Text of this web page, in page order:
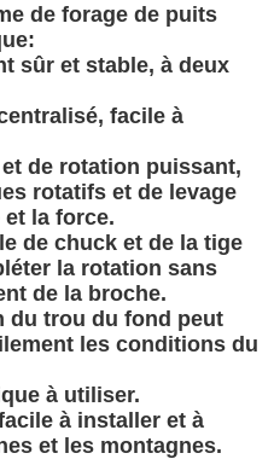
de forage de puits
sûr et stable, à deux
facile à
de rotation puissant,
rotatifs et de levage
la force.
de chuck et de la tige
la rotation sans
de la broche.
du trou du fond peut
les conditions du
à utiliser.
à installer et à
et les montagnes.